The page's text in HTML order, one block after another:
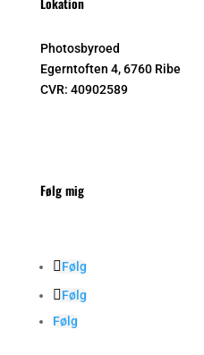
Photosbyroed
Egerntoften 4, 6760 Ribe
CVR: 40902589
Følg mig
Følg
Følg
Følg